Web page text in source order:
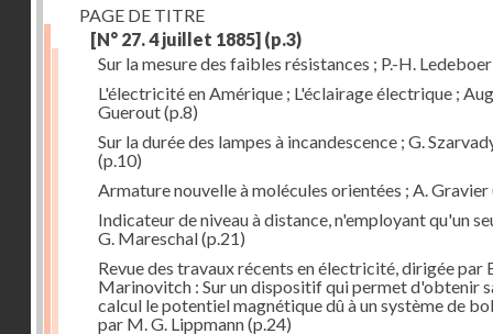
PAGE DE TITRE
[N° 27. 4 juillet 1885] (p.3)
Sur la mesure des faibles résistances ; P.-H. Ledeboer
L'électricité en Amérique ; L'éclairage électrique ;
Guerout(p.8)
Sur la durée des lampes à incandescence ; G.
(p.10)
Armature nouvelle à molécules orientées ; A. Gravier
Indicateur de niveau à distance, n'employant qu'un
G. Mareschal(p.21)
Revue des travaux récents en électricité, dirigée par
Marinovitch : Sur un dispositif qui permet d'obtenir
calcul le potentiel magnétique dû à un système de
par M. G. Lippmann(p.24)